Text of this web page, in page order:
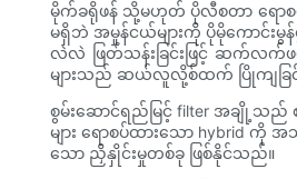
မိုက်ခရိုဖန် သို့မဟုတ် ပိုလီစတာ ရောစပ်ထ
မရှိဘဲ အမှုန်ငယ်များကို ပိုမိုကောင်းမွန်
လဲလဲ ဖြတ်သန်းခြင်းဖြင့် ဆက်လက်ဖယ်
များသည် ဆယ်လူလို့စ်ထက် ပြိုကျခြင်း
စွမ်းဆောင်ရည်မြင့် filter အချို့သည်
များ ရောစပ်ထားသော hybrid ကို
သော ညှိနှိုင်းမှုတစ်ခု ဖြစ်နိုင်သည်။